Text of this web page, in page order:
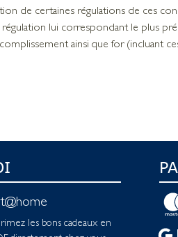
de certaines régulations de ces
lui correspondant le plus
ainsi que for (incluant
les bons cadeaux en